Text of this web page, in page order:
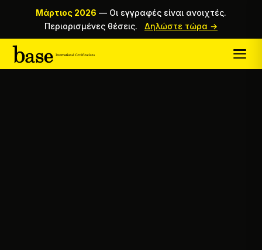
Μάρτιος 2026 — Οι εγγραφές είναι ανοιχτές.
Περιορισμένες θέσεις.
Δηλώστε τώρα →